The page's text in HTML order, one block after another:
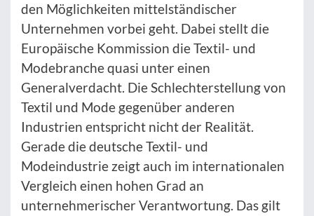
den Möglichkeiten mittelständischer
Unternehmen vorbei geht. Dabei stellt die
Europäische Kommission die Textil- und
Modebranche quasi unter einen
Generalverdacht. Die Schlechterstellung von
Textil und Mode gegenüber anderen
Industrien entspricht nicht der Realität.
Gerade die deutsche Textil- und
Modeindustrie zeigt auch im internationalen
Vergleich einen hohen Grad an
unternehmerischer Verantwortung. Das gilt